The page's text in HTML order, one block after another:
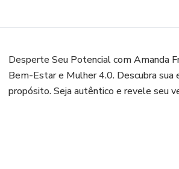
Desperte Seu Potencial com Amanda
Bem-Estar e Mulher 4.0. Descubra sua
propósito. Seja autêntico e revele seu